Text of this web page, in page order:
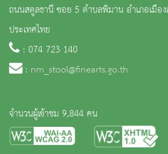
ถนนสตูลธานี ซอย 5 ตำบลพิมาน อำเภอเมือ
ประเทศไทย
: 074 723 140
: nm_stool@finearts.go.th
จำนวนผู้เข้าชม 9,844 คน